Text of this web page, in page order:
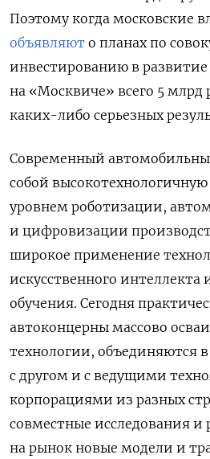
Поэтому когда московские
объявляют о планах по
инвестированию в развитие
на «Москвиче» всего 5 млрд
каких-либо серьезных
Современный
собой
уровнем роботизации,
и цифровизации
широкое применение
искусственного
обучения. Сегодня
автоконцерны массово
технологии, объединяются в
с другом и с ведущими
корпорациями из разных
совместные исследования и
на рынок новые модели и